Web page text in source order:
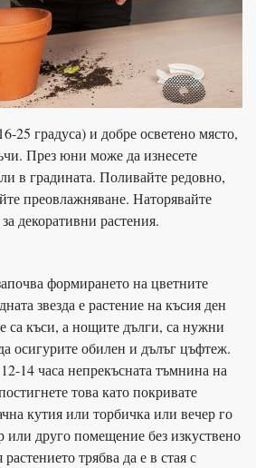
25 градуса) и добре осветено място,
През юни може да изнесете
в градината. Поливайте редовно,
преовлажняване. Наторявайте
декоративни растения.
формирането на цветните
звезда е растение на късия ден
са къси, а нощите дълги, са нужни
осигурите обилен и дълъг цъфтеж.
14 часа непрекъсната тъмнина на
това като покривате
кутия или торбичка или вечер го
или друго помещение без изкуствено
трябва да е в стая с